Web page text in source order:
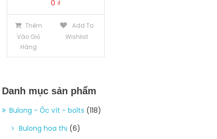
0 ₫
Thêm
Vào Giỏ
Hàng
Add To
Wishlist
Danh mục sản phẩm
Bulong - Ốc vít - bolts (118)
Bulong hoa thị (6)